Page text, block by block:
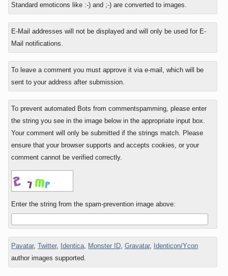
Standard emoticons like :-) and ;-) are converted to images.
E-Mail addresses will not be displayed and will only be used for E-
Mail notifications.
To leave a comment you must approve it via e-mail, which will be
sent to your address after submission.
To prevent automated Bots from commentspamming, please enter
the string you see in the image below in the appropriate input box.
Your comment will only be submitted if the strings match. Please
ensure that your browser supports and accepts cookies, or your
comment cannot be verified correctly.
Enter the string from the spam-prevention image above:
Pavatar, Twitter, Identica, Monster ID, Gravatar, Identicon/Ycon
author images supported.